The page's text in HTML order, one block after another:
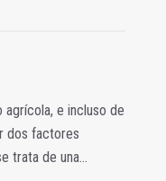
e incluso de
dos factores
trata de una...